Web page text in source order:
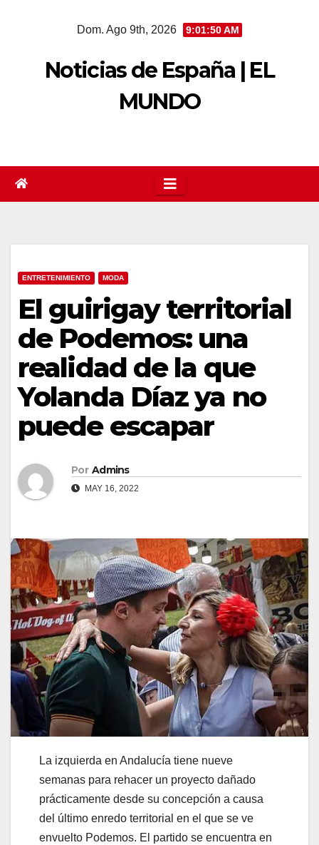
Dom. Ago 9th, 2026 9:01:51 AM
Noticias de España | EL
MUNDO
ENTRETENIMIENTO MODA
El guirigay territorial
de Podemos: una
realidad de la que
Yolanda Díaz ya no
puede escapar
Por Admins
MAY 16, 2022
La izquierda en Andalucía tiene nueve
semanas para rehacer un proyecto dañado
prácticamente desde su concepción a causa
del último enredo territorial en el que se ve
envuelto Podemos. El partido se encuentra en